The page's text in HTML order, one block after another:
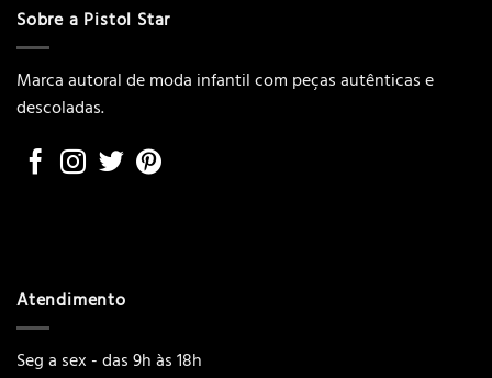
Sobre a Pistol Star
Marca autoral de moda infantil com peças autênticas e
descoladas.
Atendimento
Seg a sex - das 9h às 18h